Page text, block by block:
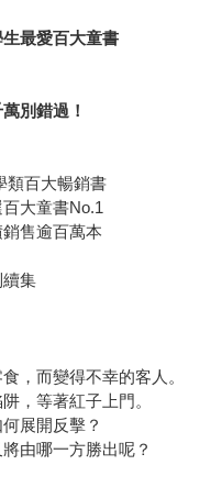
最愛百大童書
別錯過！
類百大暢銷書
大童書No.1
售逾百萬本
集
，而變得不幸的客人。
，等著紅子上門。
展開反擊？
由哪一方勝出呢？